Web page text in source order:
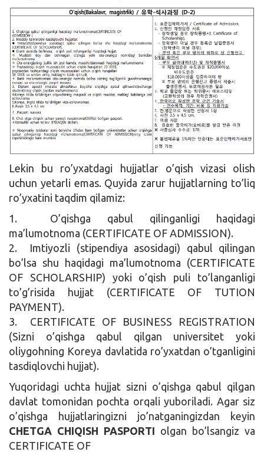
Lekin bu ro’yxatdagi hujjatlar o’qish vizasi olish
uchun yetarli emas. Quyida zarur hujjatlarning to’liq
ro’yxatini taqdim qilamiz:
1. O’qishga qabul qilinganligi haqidagi
ma’lumotnoma (CERTIFICATE OF ADMISSION).
2. Imtiyozli (stipendiya asosidagi) qabul qilingan
bo’lsa shu haqidagi ma’lumotnoma (CERTIFICATE
OF SCHOLARSHIP) yoki o’qish puli to’langanligi
to’g’risida hujjat (CERTIFICATE OF TUTION
PAYMENT).
3. CERTIFICATE OF BUSINESS REGISTRATION
(Sizni o’qishga qabul qilgan universitet yoki
oliygohning Koreya davlatida ro’yxatdan o’tganligini
tasdiqlovchi hujjat).
Yuqoridagi uchta hujjat sizni o’qishga qabul qilgan
davlat tomonidan pochta orqali yuboriladi. Agar siz
o’qishga hujjatlaringizni jo’natganingizdan keyin
CHETGA CHIQISH PASPORTI olgan bo’lsangiz va
CERTIFICATE OF